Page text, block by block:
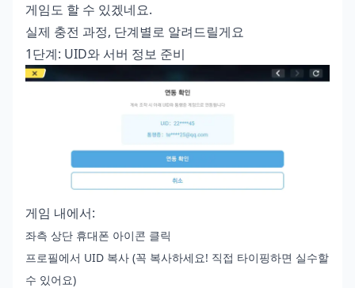
게임도 할 수 있겠네요.
실제 충전 과정, 단계별로 알려드릴게요
1단계: UID와 서버 정보 준비
게임 내에서:
좌측 상단 휴대폰 아이콘 클릭
프로필에서 UID 복사 (꼭 복사하세요! 직접 타이핑하면 실수할
수 있어요)